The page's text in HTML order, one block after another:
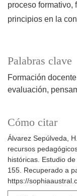
Palabras clave
Formación docente
evaluación
Cómo citar
Álvarez Sepúlveda,
recursos
históricas. Estudio de
155. Recuperado a
https://
proceso formativo,
principios en la